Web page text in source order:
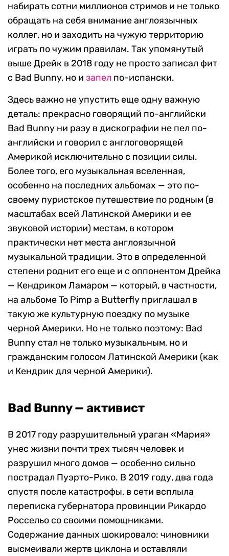
набирать сотни миллионов стримов и не только
обращать на себя внимание англоязычных
коллег, но и заходить на чужую территорию
играть по чужим правилам. Так упомянутый
выше Дрейк в 2018 году не просто записал фит
с Bad Bunny, но и запел по-испански.
Здесь важно не упустить еще одну важную
деталь: прекрасно говорящий по-английски
Bad Bunny ни разу в дискографии не пел по-
английски и говорил с англоговорящей
Америкой исключительно с позиции силы.
Более того, его музыкальная вселенная,
особенно на последних альбомах — это по-
своему пуристское путешествие по родным (в
масштабах всей Латинской Америки и ее
звуковой истории) местам, в котором
практически нет места англоязычной
музыкальной традиции. Это в определенной
степени роднит его еще и с оппонентом Дрейка
— Кендриком Ламаром — который, в частности,
на альбоме To Pimp a Butterfly приглашал в
такую же культурную поездку по музыке
черной Америки. Но не только поэтому: Bad
Bunny стал не только музыкальным, но и
гражданским голосом Латинской Америки (как
и Кендрик для черной Америки).
Bad Bunny — активист
В 2017 году разрушительный ураган «Мария»
унес жизни почти трех тысяч человек и
разрушил много домов — особенно сильно
пострадал Пуэрто-Рико. В 2019 году, два года
спустя после катастрофы, в сети всплыла
переписка губернатора провинции Рикардо
Россельо со своими помощниками.
Содержание данных шокировало: чиновники
высмеивали жертв циклона и оставляли